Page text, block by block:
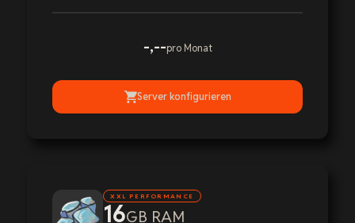
-,--pro Monat
Server konfigurieren
XXL PERFORMANCE
16GB RAM